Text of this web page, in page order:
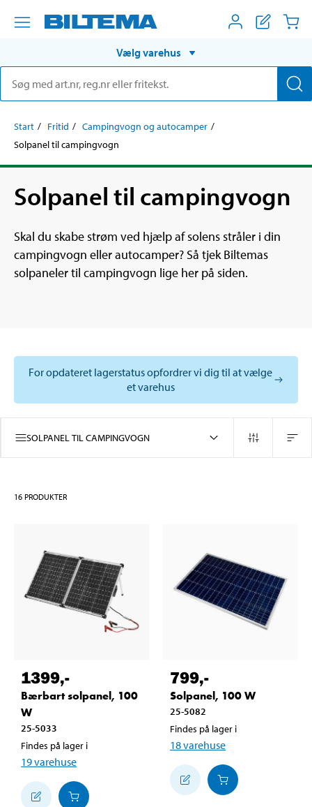
Vælg varehus
Start Fritid
Campingvogn og autocamper
Solpanel til campingvogn
Solpanel til campingvogn
Skal du skabe strøm ved hjælp af solens stråler i din
campingvogn eller autocamper? Så tjek Biltemas
solpaneler til campingvogn lige her på siden.
For opdateret lagerstatus opfordrer vi dig til at vælge
et varehus
SOLPANEL TIL CAMPINGVOGN
16 PRODUKTER
1399,-
Bærbart solpanel, 100
W
25-5033
Findes på lager i
19varehuse
799,-
Solpanel, 100 W
25-5082
Findes på lager i
18varehuse